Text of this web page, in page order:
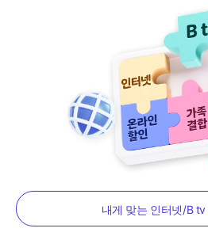
내게 맞는 인터넷/B tv